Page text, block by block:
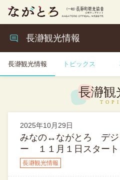
長瀞観光情報
長瀞観光情報 トピックス
長瀞観
2025年10月29日
みなの↔ながとろ デジ
ー １１月１日スタート
長瀞観光情報